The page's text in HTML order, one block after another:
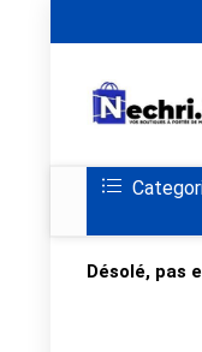
Désolé, pas